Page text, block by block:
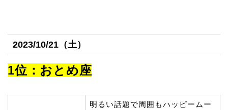
2023/10/21（土）
1位：おとめ座
明るい話題で周囲もハッピームー